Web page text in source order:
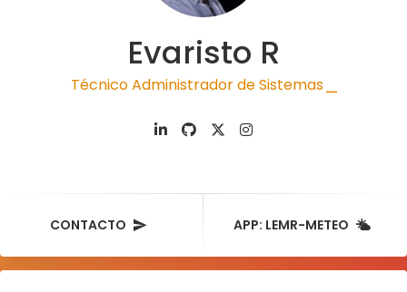
Evaristo R
Técnico Administrador de Sistemas |
CONTACTO APP: LEMR-METEO